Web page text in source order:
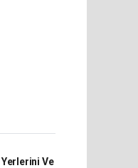
Yerlerini Ve